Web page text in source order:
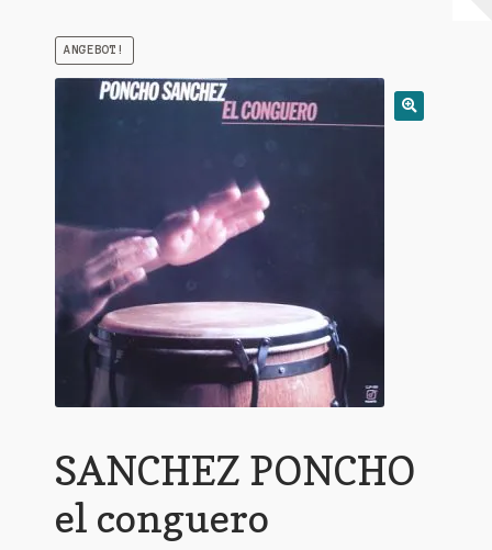
WarenkorbANGEBOT!
SANCHEZ PONCHO
el conguero